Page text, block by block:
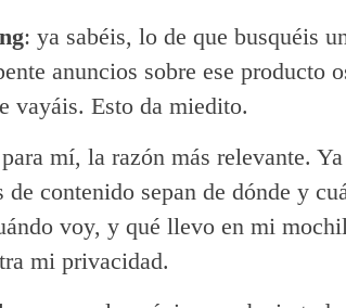
: ya sabéis, lo de que busquéis
anuncios sobre ese producto
vayáis. Esto da miedito.
mí, la razón más relevante. Ya
de contenido sepan de dónde y
voy, y qué llevo en mi
mi privacidad.